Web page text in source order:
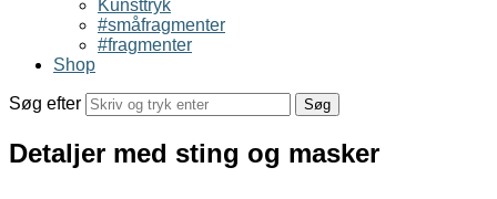
Kunsttryk
#småfragmenter
#fragmenter
Shop
Søg efter
Detaljer med sting og masker